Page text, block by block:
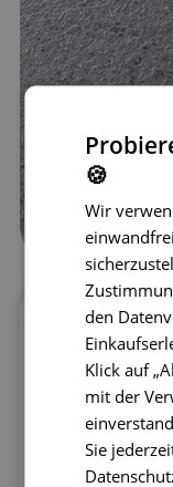
Das
großartige
auch für
auf dem
auf die
geistige
🍪
Wir
den
Klick auf
mit der
Sie